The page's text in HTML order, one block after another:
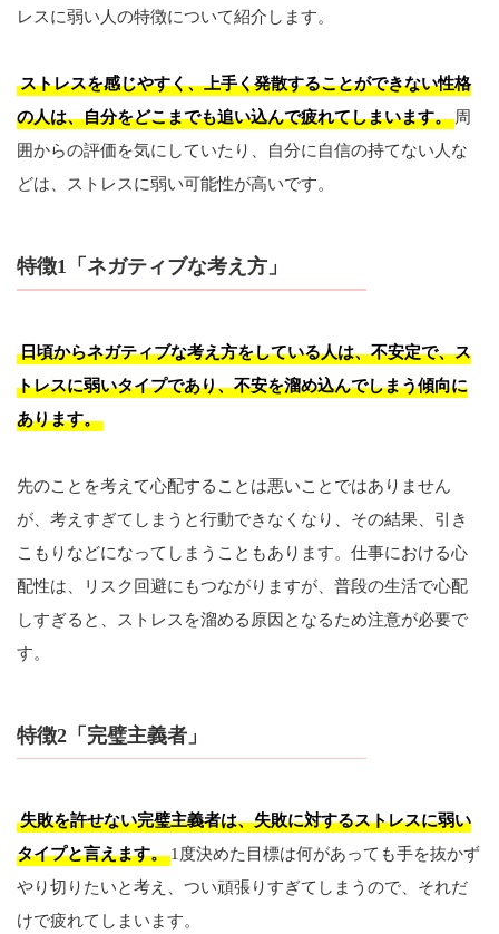
レスに弱い人の特徴について紹介します。
ストレスを感じやすく、上手く発散することができない性格
の人は、自分をどこまでも追い込んで疲れてしまいます。 周
囲からの評価を気にしていたり、自分に自信の持てない人な
どは、ストレスに弱い可能性が高いです。
特徴1「ネガティブな考え方」
日頃からネガティブな考え方をしている人は、不安定で、ス
トレスに弱いタイプであり、不安を溜め込んでしまう傾向に
あります。
先のことを考えて心配することは悪いことではありません
が、考えすぎてしまうと行動できなくなり、その結果、引き
こもりなどになってしまうこともあります。仕事における心
配性は、リスク回避にもつながりますが、普段の生活で心配
しすぎると、ストレスを溜める原因となるため注意が必要で
す。
特徴2「完璧主義者」
失敗を許せない完璧主義者は、失敗に対するストレスに弱い
タイプと言えます。 1度決めた目標は何があっても手を抜かず
やり切りたいと考え、つい頑張りすぎてしまうので、それだ
けで疲れてしまいます。